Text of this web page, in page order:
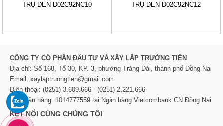
TRỤ ĐÈN D02C92NC10 TRỤ ĐÈN D02C92NC12
CÔNG TY CỔ PHẦN ĐẦU TƯ VÀ XÂY LẮP TRƯỜNG TIẾN
Địa chỉ: Số 168, Tổ 30, KP. 3, phường Trảng Dài, thành phố Đồng Nai
Email: xaylaptruongtien@gmail.com
Điện thoại: (0251) 3.609.666 - (0251) 2.221.666
TK Ngân hàng: 1014777559 tại Ngân hàng Vietcombank CN Đồng Nai
KẾT NỐI CÙNG CHÚNG TÔI